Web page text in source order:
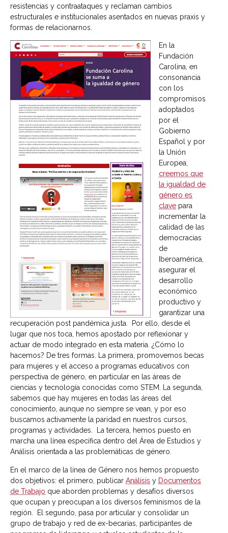
resistencias y contraataques y reclaman cambios
estructurales e institucionales asentados en nuevas praxis y
formas de relacionarnos.
En la
Fundación
Carolina, en
consonancia
con los
compromisos
adoptados
por el
Gobierno
Español y por
la Unión
Europea,
creemos que
la igualdad de
género es
clave para
incrementar la
calidad de las
democracias
de
Iberoamérica,
asegurar el
desarrollo
económico
productivo y
garantizar una
recuperación post pandémica justa. Por ello, desde el
lugar que nos toca, hemos apostado por reflexionar y
actuar de modo integrado en esta materia. ¿Cómo lo
hacemos? De tres formas. La primera, promovemos becas
para mujeres y el acceso a programas educativos con
perspectiva de género, en particular en las áreas de
ciencias y tecnología conocidas como STEM. La segunda,
sabemos que hay mujeres en todas las áreas del
conocimiento, aunque no siempre se vean, y por eso
buscamos activamente la paridad en nuestros cursos,
programas y actividades. La tercera, hemos puesto en
marcha una línea específica dentro del Área de Estudios y
Análisis orientada a las problemáticas de género.
En el marco de la línea de Género nos hemos propuesto
dos objetivos: el primero, publicar Análisis y Documentos
de Trabajo que aborden problemas y desafíos diversos
que ocupan y preocupan a los diversos feminismos de la
región. El segundo, pasa por articular y consolidar un
grupo de trabajo y red de ex-becarias, participantes de